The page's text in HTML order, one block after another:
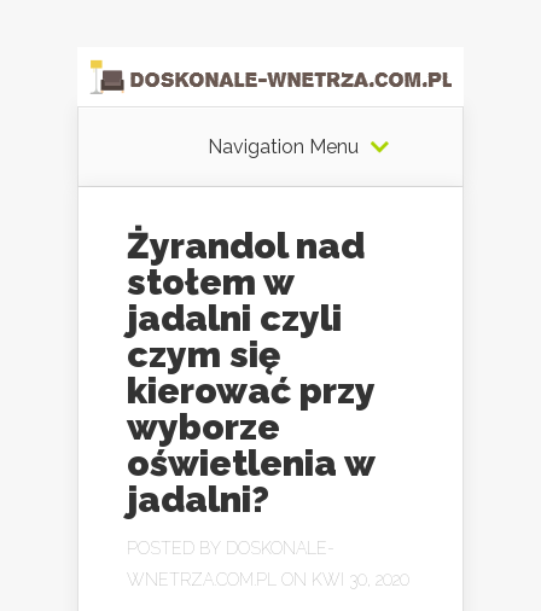
Navigation Menu
Żyrandol nad
stołem w
jadalni czyli
czym się
kierować przy
wyborze
oświetlenia w
jadalni?
POSTED BY DOSKONALE-
WNETRZA.COM.PL
ON KWI 30, 2020